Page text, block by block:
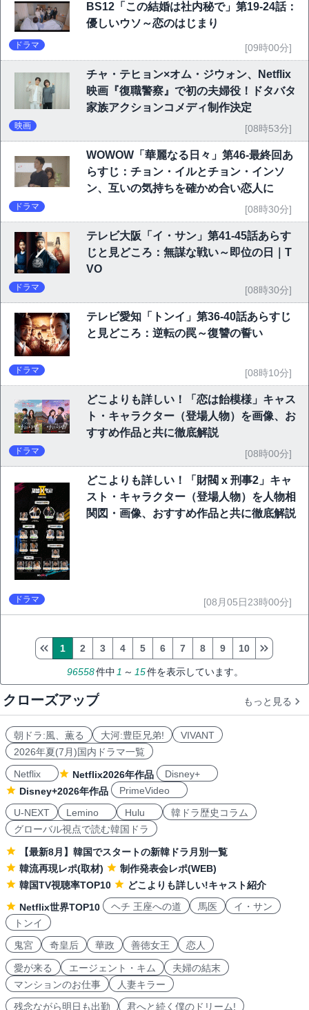
BS12「この結婚は社内秘で」第19-24話：
優しいウソ～恋のはじまり
ドラマ [09時00分]
チャ・テヒョン×オム・ジウォン、Netflix
映画『復職警察』で初の夫婦役！ドタバタ
家族アクションコメディ制作決定
映画 [08時53分]
WOWOW「華麗なる日々」第46-最終回あ
らすじ：チョン・イルとチョン・インソ
ン、互いの気持ちを確かめ合い恋人に
ドラマ [08時30分]
テレビ大阪「イ・サン」第41-45話あらす
じと見どころ：無謀な戦い～即位の日｜T
VO
ドラマ [08時30分]
テレビ愛知「トンイ」第36-40話あらすじ
と見どころ：逆転の罠～復讐の誓い
ドラマ [08時10分]
どこよりも詳しい！「恋は飴模様」キャス
ト・キャラクター（登場人物）を画像、お
すすめ作品と共に徹底解説
ドラマ [08時00分]
どこよりも詳しい！「財閥 x 刑事2」キャ
スト・キャラクター（登場人物）を人物相
関図・画像、おすすめ作品と共に徹底解説
ドラマ [08月05日23時00分]
96558件中 1 ～ 15件を表示しています。
1 2 3 4 5 6 7 8 9 10
クローズアップ もっと見る
朝ドラ:風、薫る 大河:豊臣兄弟!
VIVANT
2026年夏(7月)国内ドラマ一覧
Netflix
Netflix2026年作品
Disney+
Disney+2026年作品
PrimeVideo
U-NEXT
Lemino Hulu
韓ドラ歴史コラム
グローバル視点で読む韓国ドラ
【最新8月】韓国でスタートの新韓ドラ月別一覧
韓流再現レポ(取材)
制作発表会レポ(WEB)
韓国TV視聴率TOP10
どこよりも詳しい!キャスト紹介
Netflix世界TOP10
ヘチ 王座への道 馬医
イ・サン
トンイ
鬼宮
奇皇后 華政 善徳女王 恋人
愛が来る エージェント・キム
夫婦の結末
マンションのお仕事
人妻キラー
残念ながら明日も出勤
君へと続く僕のドリーム!